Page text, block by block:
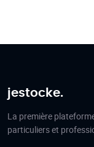
jestocke.
La première
particuliers et